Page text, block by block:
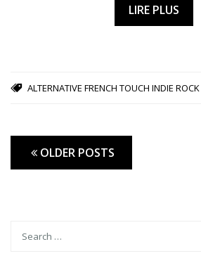
LIRE PLUS
ALTERNATIVE FRENCH TOUCH INDIE ROCK
OLDER POSTS